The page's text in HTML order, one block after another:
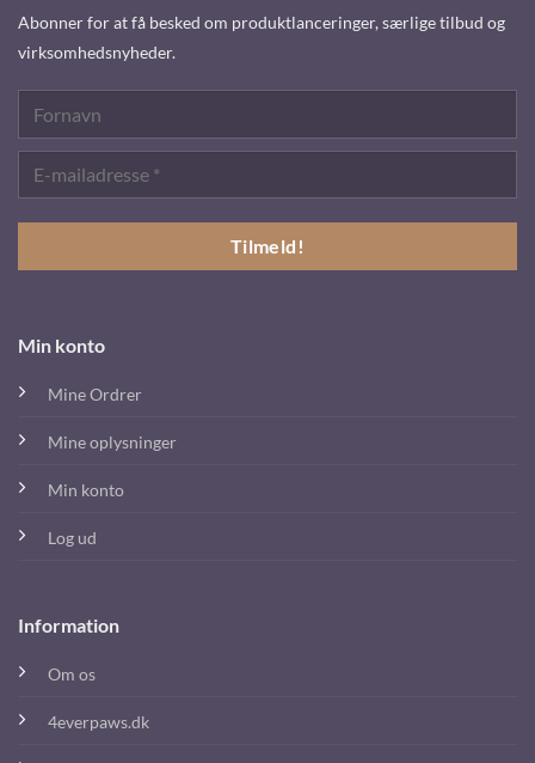
Min konto
Mine Ordrer
Mine oplysninger
Min konto
Log ud
Information
Om os
4everpaws.dk
Abonner for at få besked om produktlanceringer, særlige tilbud og
virksomhedsnyheder.